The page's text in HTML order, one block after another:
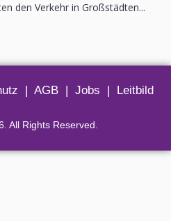
den Verkehr in Großstädten...
| AGB| Jobs | Leitbild
All Rights Reserved.